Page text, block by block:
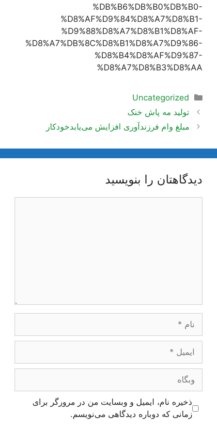
%DB%B6%DB%B0%DB%B0-
%D8%AF%D9%84%D8%A7%D8%B1-
%D9%88%D8%A7%D8%B1%D8%AF-
%D8%A7%DB%8C%D8%B1%D8%A7%D9%86-
%D8%B4%D8%AF%D9%87-
%D8%A7%D8%B3%D8%AA
دسته‌ها
Uncategorized
ناوبری
نوشته‌ها
تولید مه پاش خنک
مبلغ وام فرزندآوری افزایش می‌یابدخودکار
دیدگاهتان را بنویسید
ایمیل
وبگاه
ذخیره نام، ایمیل و وبسایت من در مرورگر برای
زمانی که دوباره دیدگاهی می‌نویسم.